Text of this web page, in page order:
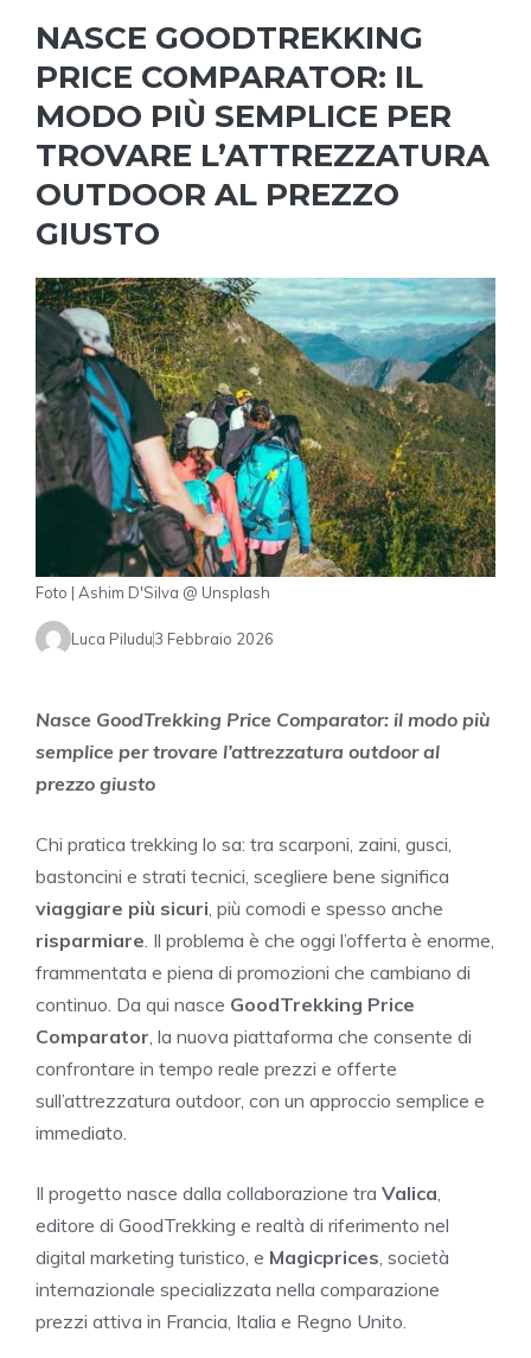
NASCE GOODTREKKING
PRICE COMPARATOR: IL
MODO PIÙ SEMPLICE PER
TROVARE L’ATTREZZATURA
OUTDOOR AL PREZZO
GIUSTO
Foto | Ashim D'Silva @ Unsplash
Luca Piludu3 Febbraio 2026
Nasce GoodTrekking Price Comparator: il modo più
semplice per trovare l’attrezzatura outdoor al
prezzo giusto
Chi pratica trekking lo sa: tra scarponi, zaini, gusci,
bastoncini e strati tecnici, scegliere bene significa
viaggiare più sicuri, più comodi e spesso anche
risparmiare. Il problema è che oggi l’offerta è enorme,
frammentata e piena di promozioni che cambiano di
continuo. Da qui nasce GoodTrekking Price
Comparator, la nuova piattaforma che consente di
confrontare in tempo reale prezzi e offerte
sull’attrezzatura outdoor, con un approccio semplice e
immediato.
Il progetto nasce dalla collaborazione tra Valica,
editore di GoodTrekking e realtà di riferimento nel
digital marketing turistico, e Magicprices, società
internazionale specializzata nella comparazione
prezzi attiva in Francia, Italia e Regno Unito.